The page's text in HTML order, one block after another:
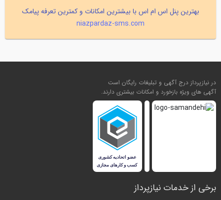
بهترین پنل اس ام اس با بیشترین امکانات و کمترین تعرفه پیامک
niazpardaz-sms.com
در نیازپرداز درج آگهی و تبلیغات رایگان است
آگهی های ویژه بازخورد و امکانات بیشتری دارند.
برخی از خدمات نیازپرداز